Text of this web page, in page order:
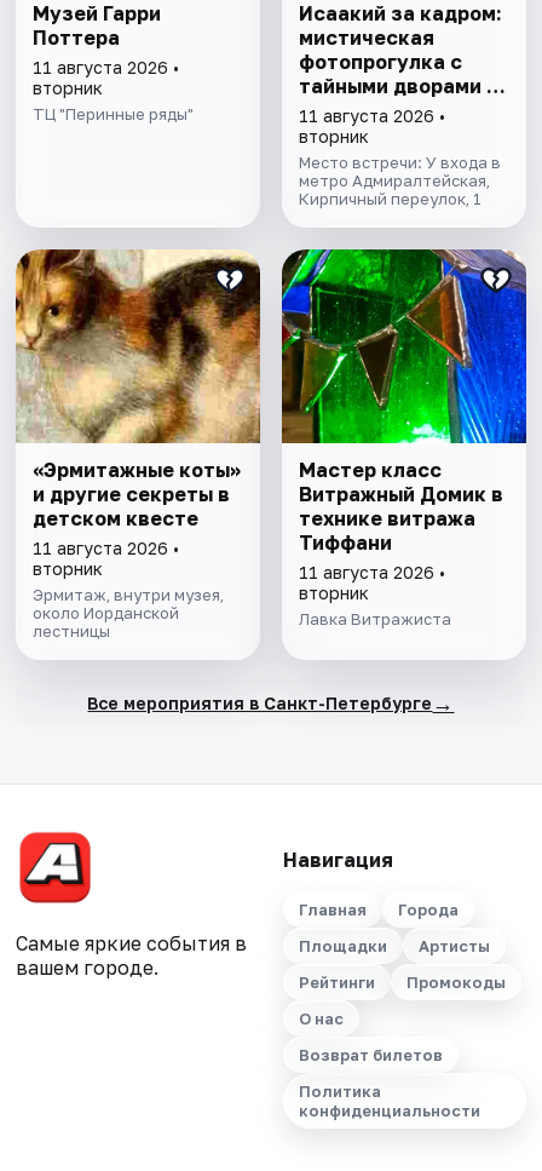
Музей Гарри
Поттера
11 августа 2026 •
вторник
ТЦ "Перинные ряды"
Исаакий за кадром:
мистическая
фотопрогулка с
тайными дворами и
колоннадой
11 августа 2026 •
вторник
Место встречи: У входа в
метро Адмиралтейская,
Кирпичный переулок, 1
«Эрмитажные коты»
и другие секреты в
детском квесте
11 августа 2026 •
вторник
Эрмитаж, внутри музея,
около Иорданской
лестницы
Мастер класс
Витражный Домик в
технике витража
Тиффани
11 августа 2026 •
вторник
Лавка Витражиста
Все мероприятия в Санкт-Петербурге →
Самые яркие события в
вашем городе.
Навигация
Главная
Города
Площадки
Артисты
Рейтинги
Промокоды
О нас
Возврат билетов
Политика
конфиденциальности